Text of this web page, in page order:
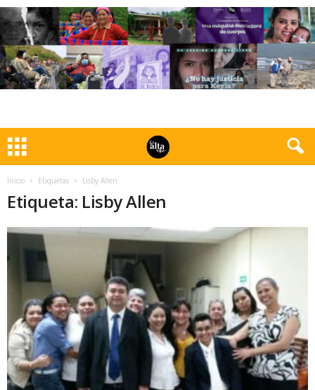
Inicio Etiquetas Lisby Allen
Etiqueta: Lisby Allen